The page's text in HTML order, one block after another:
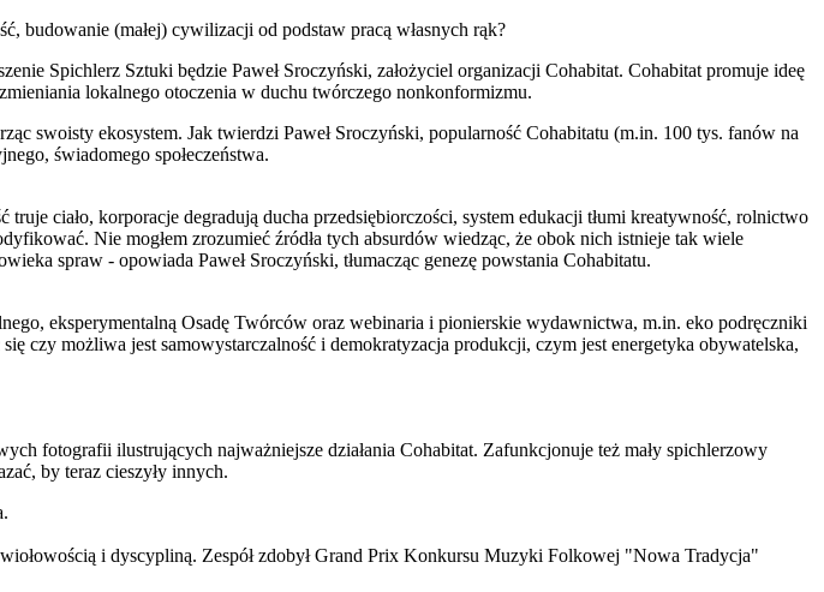
budowanie (małej) cywilizacji od podstaw pracą własnych rąk?
Spichlerz Sztuki będzie Paweł Sroczyński, założyciel organizacji Cohabitat. Cohabitat promuje ideę
lokalnego otoczenia w duchu twórczego nonkonformizmu.
swoisty ekosystem. Jak twierdzi Paweł Sroczyński, popularność Cohabitatu (m.in. 100 tys. fanów na
świadomego społeczeństwa.
ciało, korporacje degradują ducha przedsiębiorczości, system edukacji tłumi kreatywność, rolnictwo
Nie mogłem zrozumieć źródła tych absurdów wiedząc, że obok nich istnieje tak wiele
spraw - opowiada Paweł Sroczyński, tłumacząc genezę powstania Cohabitatu.
eksperymentalną Osadę Twórców oraz webinaria i pionierskie wydawnictwa, m.in. eko podręczniki
czy możliwa jest samowystarczalność i demokratyzacja produkcji, czym jest energetyka obywatelska,
fotografii ilustrujących najważniejsze działania Cohabitat. Zafunkcjonuje też mały spichlerzowy
by teraz cieszyły innych.
i dyscypliną. Zespół zdobył Grand Prix Konkursu Muzyki Folkowej "Nowa Tradycja"